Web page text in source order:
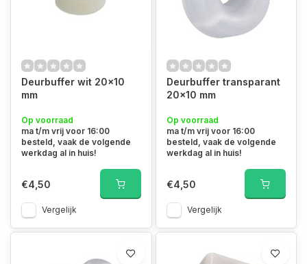
Deurbuffer wit 20x10
mm
Op voorraad
ma t/m vrij voor 16:00
besteld, vaak de volgende
werkdag al in huis!
€4,50
Vergelijk
Deurbuffer transparant
20x10 mm
Op voorraad
ma t/m vrij voor 16:00
besteld, vaak de volgende
werkdag al in huis!
€4,50
Vergelijk